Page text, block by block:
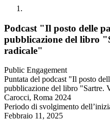
Podcast "Il posto delle
pubblicazione del libro
radicale"
Public Engagement
Puntata del podcast "Il posto
pubblicazione del libro "Sartre.
Carocci, Roma 2024
Periodo di svolgimento
Febbraio 11, 2025